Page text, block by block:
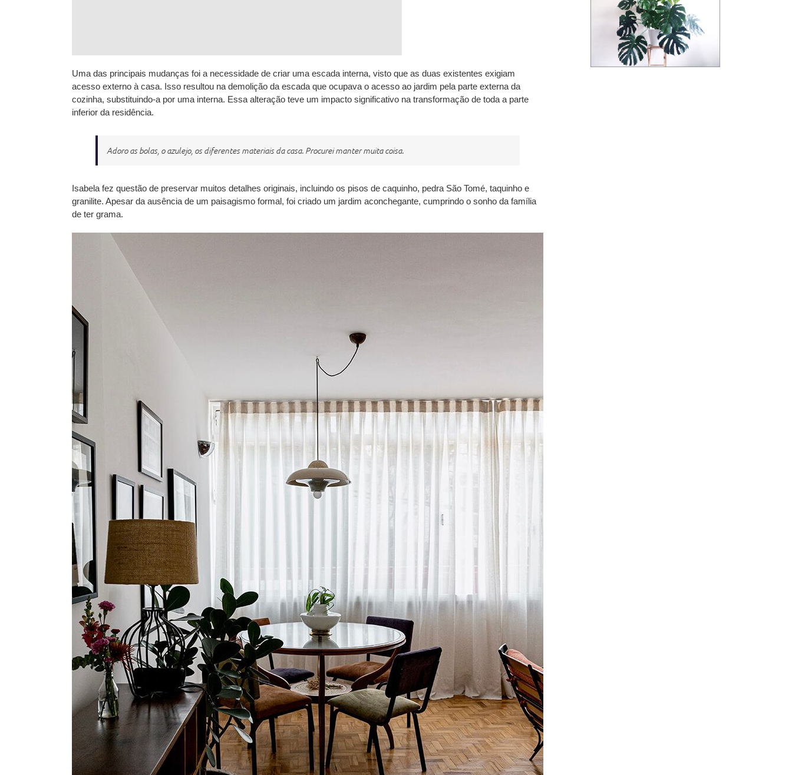
Uma das principais mudanças foi a necessidade de criar uma escada interna, visto que as duas existentes exigiam
acesso externo à casa. Isso resultou na demolição da escada que ocupava o acesso ao jardim pela parte externa da
cozinha, substituindo-a por uma interna. Essa alteração teve um impacto significativo na transformação de toda a parte
inferior da residência.
Adoro as bolas, o azulejo, os diferentes materiais da casa. Procurei manter muita coisa.
Isabela fez questão de preservar muitos detalhes originais, incluindo os pisos de caquinho, pedra São Tomé, taquinho e
granilite. Apesar da ausência de um paisagismo formal, foi criado um jardim aconchegante, cumprindo o sonho da família
de ter grama.